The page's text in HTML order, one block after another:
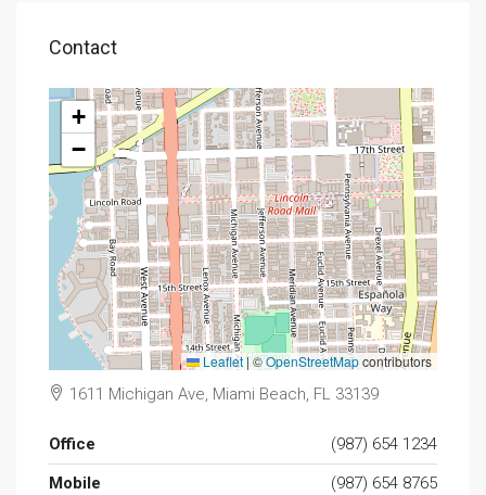
Contact
+
−
Leaflet|©OpenStreetMapcontributors
1611 Michigan Ave, Miami Beach, FL 33139
Office
(987) 654 1234
Mobile
(987) 654 8765